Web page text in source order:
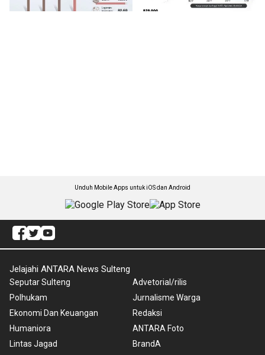
Unduh Mobile Apps untuk iOS dan Android
Jelajahi ANTARA News Sulteng
Seputar Sulteng
Polhukam
Ekonomi Dan Keuangan
Humaniora
Lintas Jagad
Advetorial/rilis
Jurnalisme Warga
Redaksi
ANTARA Foto
BrandA